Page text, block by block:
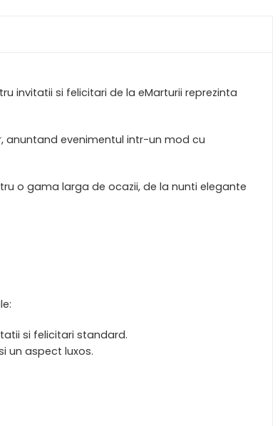
invitatii si felicitari de la eMarturii reprezinta
anuntand evenimentul intr-un mod cu
o gama larga de ocazii, de la nunti elegante
si felicitari standard.
un aspect luxos.